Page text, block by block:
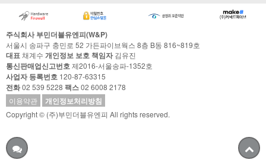
주식회사 부민더블유엔피(W&P)
서울시 송파구 충민로 52 가든파이브웍스 8층 B동 816~819호
대표채계수 개인정보 보호 책임자김유진
통신판매업신고번호제2016-서울송파-1352호
사업자 등록번호 120-87-63315
전화02 539 5228 팩스02 6008 2178
이용약관
개인정보처리방침
Copyright © (주)부민더블유엔피 All rights reserved.